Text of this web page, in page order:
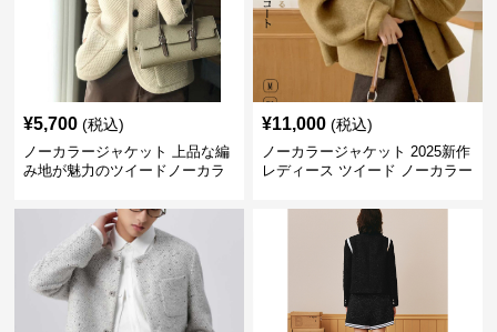
¥5,700 (税込)
ノーカラージャケット 上品な編
み地が魅力のツイードノーカラ
¥11,000 (税込)
ノーカラージャケット 2025新作
レディース ツイード ノーカラー